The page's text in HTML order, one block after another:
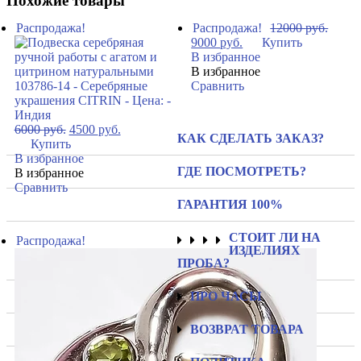
Распродажа!
6000руб. 4500 руб.
Купить
В избранное
В избранное
Сравнить
Распродажа! 12000руб.
9000руб.
Купить
В избранное
В избранное
Сравнить
Распродажа!
КАК СДЕЛАТЬ ЗАКАЗ?
ГДЕ ПОСМОТРЕТЬ?
ГАРАНТИЯ 100%
СТОИТ ЛИ НА
ИЗДЕЛИЯХ
ПРОБА?
ПРО ЧАСЫ
ВОЗВРАТ ТОВАРА